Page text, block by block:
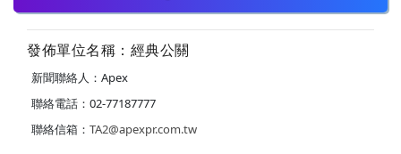
發佈單位名稱：經典公關
新聞聯絡人：Apex
聯絡電話：02-77187777
聯絡信箱： TA2@apexpr.com.tw